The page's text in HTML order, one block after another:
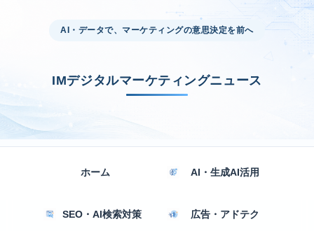
AI・データで、マーケティングの意思決定を前へ
IMデジタルマーケティングニュース
ホーム AI・生成AI活用
SEO・AI検索対策 広告・アドテク